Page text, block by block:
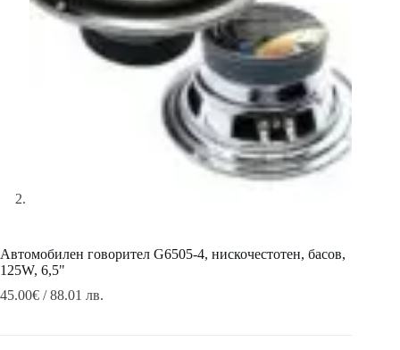
Автомобилен говорител G6505-4, нискочестотен, басов,
125W, 6,5"
45.00€ / 88.01 лв.